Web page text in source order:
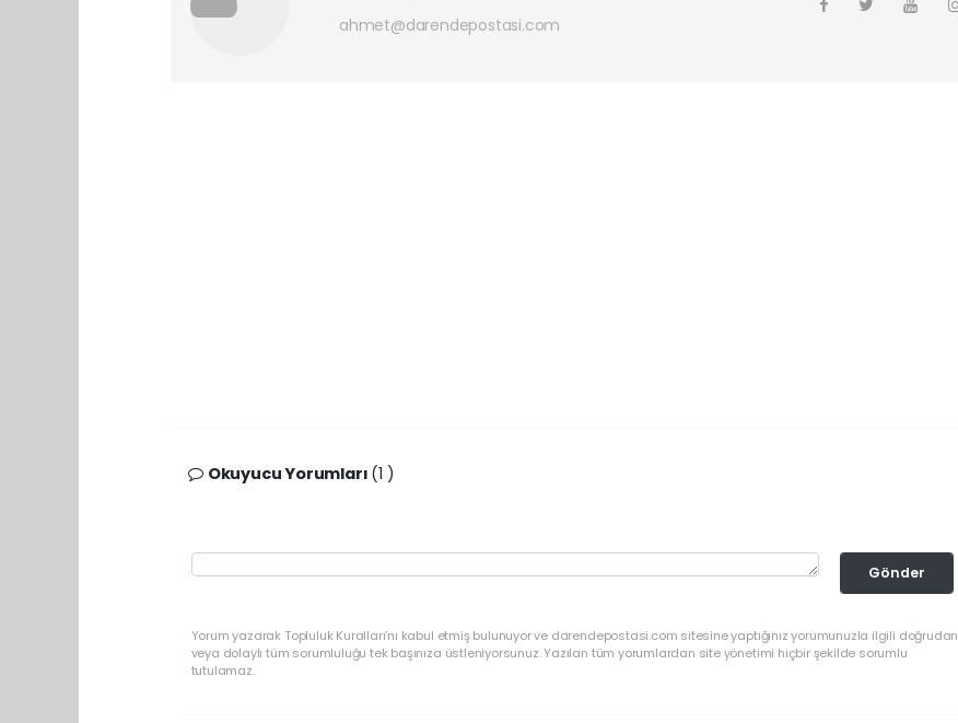
ahmet@darendepostasi.com
Okuyucu Yorumları (1 )
Gönder
Yorum yazarak Topluluk Kuralları’nı kabul etmiş bulunuyor ve darendepostasi.com sitesine yaptığınız yorumunuzla ilgili doğrudan
veya dolaylı tüm sorumluluğu tek başınıza üstleniyorsunuz. Yazılan tüm yorumlardan site yönetimi hiçbir şekilde sorumlu
tutulamaz.